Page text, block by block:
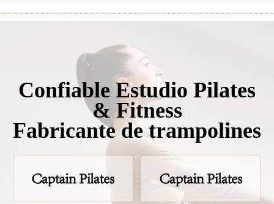
Confiable Estudio Pilates
& Fitness
Fabricante de trampolines